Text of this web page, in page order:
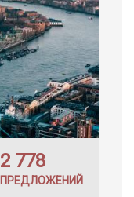
2 778
ПРЕДЛОЖЕНИЙ